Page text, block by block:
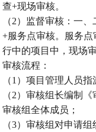
查+现场审核。
（2）监督审核：一
+服务点审核。服务
行中的项目中，现场
审核流程：
（1）项目管理人员
（2）审核组长编制
审核组全体成员；
（3）审核组对申请